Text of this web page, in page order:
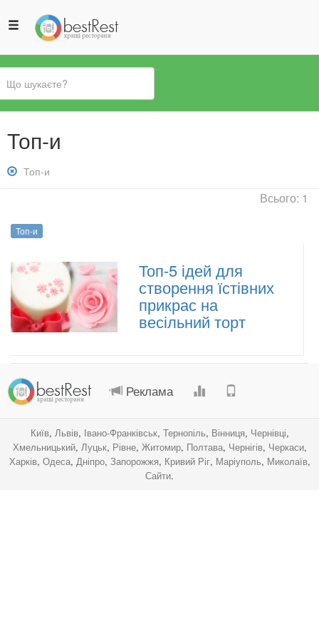
Ви
єТоп-и
Зняти
фільтр:
Топ-и
Всього: 1
Топ-и
Топ-5 ідей для
створення їстівних
прикрас на
весільний торт
Реклама
Київ, Львів, Івано-Франківськ, Тернопіль, Вінниця, Чернівці,
Хмельницький, Луцьк, Рівне, Житомир, Полтава, Чернігів, Черкаси,
Харків, Одеса, Дніпро, Запорожжя, Кривий Ріг, Маріуполь, Миколаїв,
Сайти.